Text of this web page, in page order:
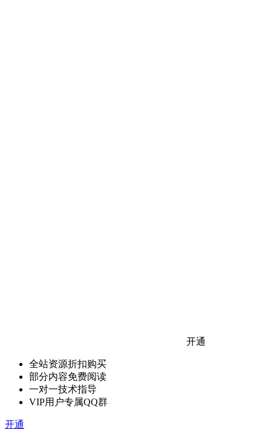
开通
全站资源折扣购买
部分内容免费阅读
一对一技术指导
VIP用户专属QQ群
开通